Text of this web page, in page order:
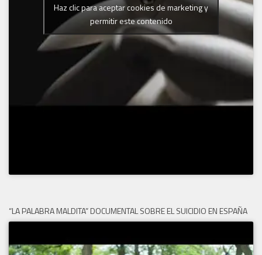
Haz clic para aceptar cookies de marketing y
permitir este contenido
“LA PALABRA MALDITA” DOCUMENTAL SOBRE EL SUICIDIO EN ESPAÑA